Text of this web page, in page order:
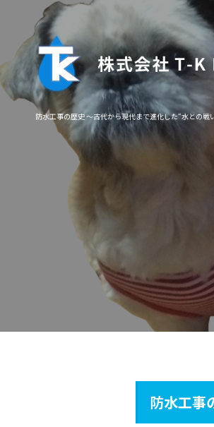
防水工事の歴史 ～古代から現代まで進化した“水との戦
防水工事